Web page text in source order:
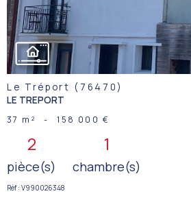
Le Tréport (76470)
LE TREPORT
37 m² - 158 000 €
2
pièce(s)
1
chambre(s)
Réf : V990026348